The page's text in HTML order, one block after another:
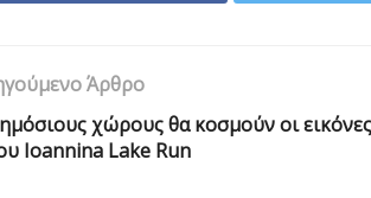
Άρθρο
χώρους θα κοσμούν οι εικόνες
Ioannina Lake Run